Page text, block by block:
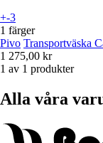
+-3
1 färger
Pivo Transportväska
1 275,00 kr
1 av 1 produkter
Alla våra